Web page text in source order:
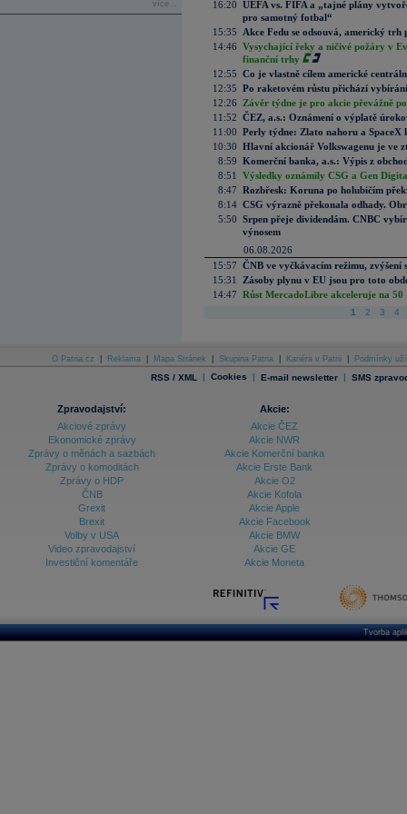
více...
16:20 UEFA vs. FIFA a „tajné plány
pro samotný fotbal“
15:35
Akce Fedu se odsouvá, americký
14:46 Vysychající řeky a ničivé požáry v
finanční trhy
12:55 Co je vlastně cílem americké
12:35 Po raketovém růstu přichází
12:26
Závěr týdne je pro akcie převážně
11:52 ČEZ, a.s.: Oznámení o výplatě
11:00 Perly týdne: Zlato nahoru a SpaceX
10:30 Hlavní akcionář Volkswagenu je ve
8:59 Komerční banka, a.s.: Výpis z
8:51
Výsledky oznámily CSG a Gen
8:47 Rozbřesk: Koruna po holubičím
8:14 CSG výrazně překonala odhady.
5:50 Srpen přeje dividendám. CNBC
výnosem
06.08.2026
15:57 ČNB ve vyčkávacím režimu, zvýšení
15:31
Zásoby plynu v EU jsou pro toto
14:47 Růst MercadoLibre akceleruje na
1 2 3 4
O Patria.cz Reklama Mapa Stránek Skupina Patria Kariéra v Patrii Podmínky
RSS / XML | Cookies | E-mail newsletter | SMS
Zpravodajství:
Akciové zprávy
Ekonomické zprávy
Zprávy o měnách a sazbách
Zprávy o komoditách
Zprávy o HDP
ČNB
Grexit
Brexit
Volby v USA
Video zpravodajství
Investiční komentáře
Akcie:
Akcie ČEZ
Akcie NWR
Akcie Komerční banka
Akcie Erste Bank
Akcie O2
Akcie Kofola
Akcie Apple
Akcie Facebook
Akcie BMW
Akcie GE
Akcie Moneta
Tvorba